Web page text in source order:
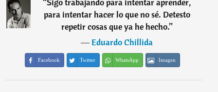
“Sigo trabajando para intentar aprender,
para intentar hacer lo que no sé. Detesto
repetir cosas que ya he hecho.”
―Eduardo Chillida
Facebook Twitter WhatsApp Imagen